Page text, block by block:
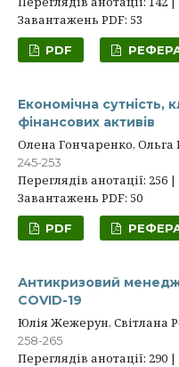
Завантажень PDF: 53
PDF
Економічна сутність,
фінансових активів
Олена Гончаренко,
245-253
Переглядів анотації: 256
Завантажень PDF: 50
PDF
Антикризовий
COVID-19
Юлія Жежерун, Світлана
258-265
Переглядів анотації: 290